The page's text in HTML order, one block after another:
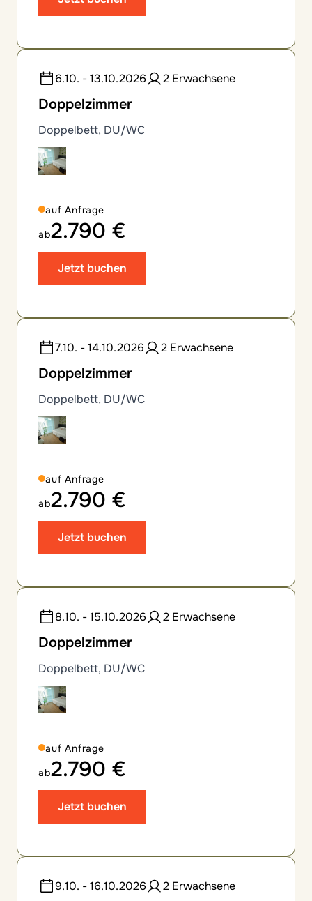
6.10. - 13.10.2026 2 Erwachsene
Doppelzimmer
Doppelbett, DU/WC
auf Anfrage
ab2.790 €
Jetzt buchen
7.10. - 14.10.2026 2 Erwachsene
Doppelzimmer
Doppelbett, DU/WC
auf Anfrage
ab2.790 €
Jetzt buchen
8.10. - 15.10.2026 2 Erwachsene
Doppelzimmer
Doppelbett, DU/WC
auf Anfrage
ab2.790 €
Jetzt buchen
9.10. - 16.10.2026 2 Erwachsene